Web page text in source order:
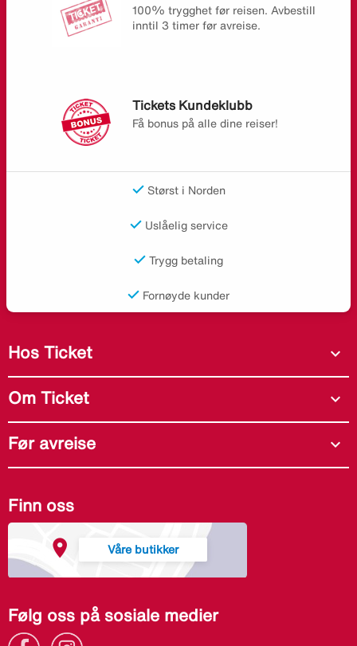
100% trygghet før reisen. Avbestill
inntil 3 timer før avreise.
Tickets Kundeklubb
Få bonus på alle dine reiser!
Størst i Norden
Uslåelig service
Trygg betaling
Fornøyde kunder
Hos Ticket expand_more
Om Ticket expand_more
Før avreise expand_more
Finn oss
Våre butikker
Følg oss på sosiale medier